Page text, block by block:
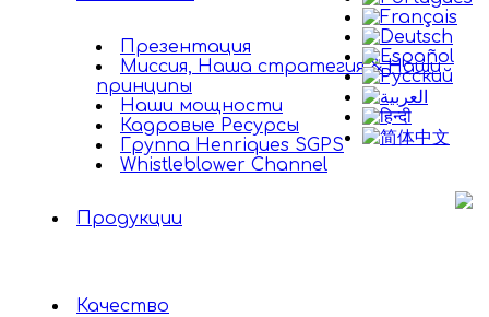
Презентация
Миссия, Наша стратегия & Наши
принципы
Наши мощности
Кадровые Ресурсы
Группа Henriques SGPS
Whistleblower Channel
Продукции
Качество